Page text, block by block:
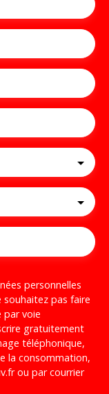
personnelles
souhaitez pas faire
voie
gratuitement
téléphonique,
la consommation,
ou par courrier